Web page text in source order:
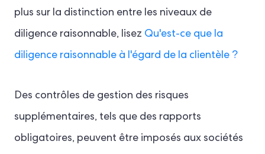
plus sur la distinction entre les niveaux de
diligence raisonnable, lisez Qu'est-ce que la
diligence raisonnable à l'égard de la clientèle ?
Des contrôles de gestion des risques
supplémentaires, tels que des rapports
obligatoires, peuvent être imposés aux sociétés